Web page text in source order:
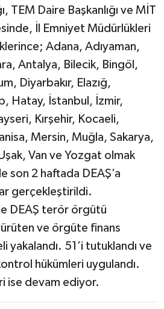
TEM Daire Başkanlığı ve MİT
İl Emniyet Müdürlükleri
Adana, Adıyaman,
Antalya, Bilecik, Bingöl,
Diyarbakır, Elazığ,
Hatay, İstanbul, İzmir,
Kırşehir, Kocaeli,
Mersin, Muğla, Sakarya,
Van ve Yozgat olmak
son 2 haftada DEAŞ’a
gerçekleştirildi.
DEAŞ terör örgütü
ve örgüte finans
yakalandı. 51’i tutuklandı ve
hükümleri uygulandı.
ise devam ediyor.